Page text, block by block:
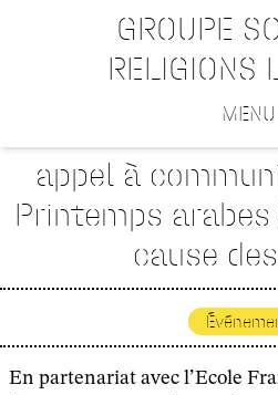
GROUPE
RELIGIONS
MENU
appel à
Printemps
cause
En partenariat avec l’Ecole